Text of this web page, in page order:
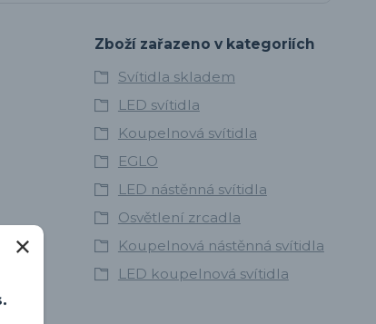
Zboží zařazeno v kategoriích
Svítidla skladem
LED svítidla
Koupelnová svítidla
EGLO
LED nástěnná svítidla
Osvětlení zrcadla
Koupelnová nástěnná svítidla
LED koupelnová svítidla